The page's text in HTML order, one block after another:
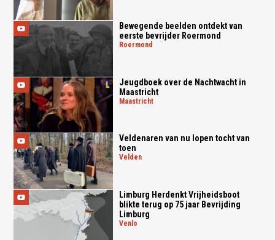
Bewegende beelden ontdekt van
eerste bevrijder Roermond
roermond
Jeugdboek over de Nachtwacht in
Maastricht
maastricht
Veldenaren van nu lopen tocht van
toen
velden
Limburg Herdenkt Vrijheidsboot
blikte terug op 75 jaar Bevrijding
Limburg
venlo